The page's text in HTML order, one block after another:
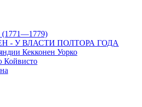
(1771—1779)
- У ВЛАСТИ ПОЛТОРА ГОДА
Кекконен Уорко
Койвисто